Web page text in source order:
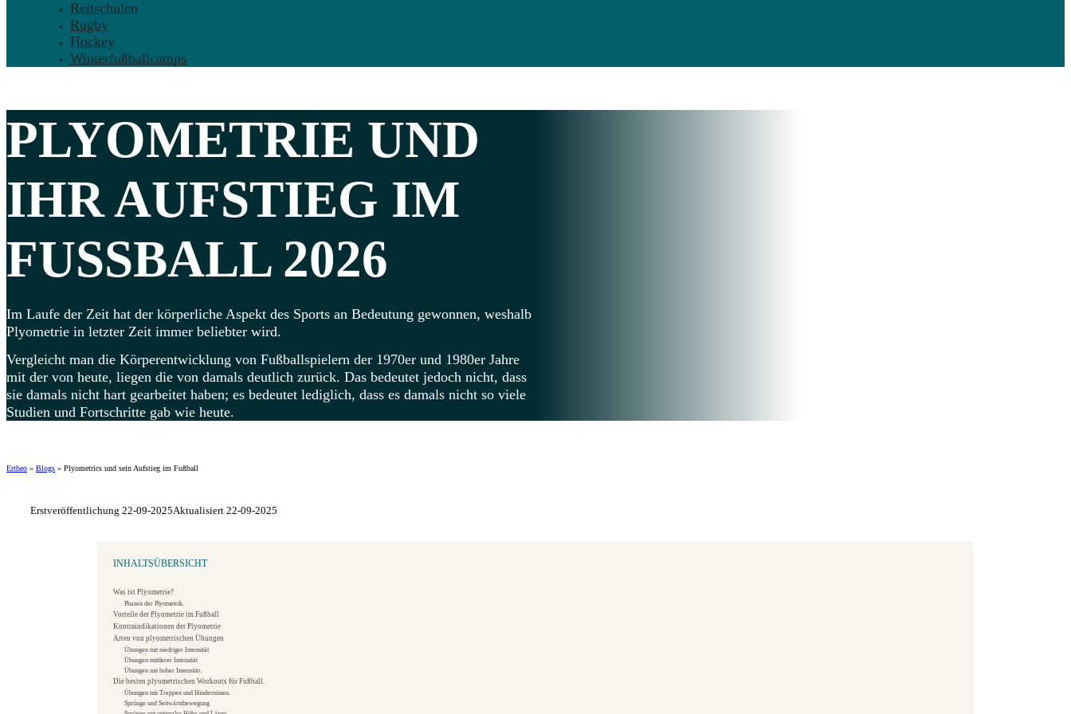
Reitschulen
Rugby
Hockey
Winterfußballcamps
PLYOMETRIE UND
IHR AUFSTIEG IM
FUSSBALL 2026
Im Laufe der Zeit hat der körperliche Aspekt des Sports an Bedeutung gewonnen, weshalb
Plyometrie in letzter Zeit immer beliebter wird.
Vergleicht man die Körperentwicklung von Fußballspielern der 1970er und 1980er Jahre
mit der von heute, liegen die von damals deutlich zurück. Das bedeutet jedoch nicht, dass
sie damals nicht hart gearbeitet haben; es bedeutet lediglich, dass es damals nicht so viele
Studien und Fortschritte gab wie heute.
Ertheo » Blogs » Plyometrics und sein Aufstieg im Fußball
Erstveröffentlichung 22-09-2025Aktualisiert 22-09-2025
INHALTSÜBERSICHT
Was ist Plyometrie?
Phasen der Plyometrik.
Vorteile der Plyometrie im Fußball
Kontraindikationen der Plyometrie
Arten von plyometrischen Übungen
Übungen mit niedriger Intensität
Übungen mittlerer Intensität
Übungen mit hoher Intensität.
Die besten plyometrischen Workouts für Fußball.
Übungen mit Treppen und Hindernissen.
Sprünge und Seitwärtsbewegung